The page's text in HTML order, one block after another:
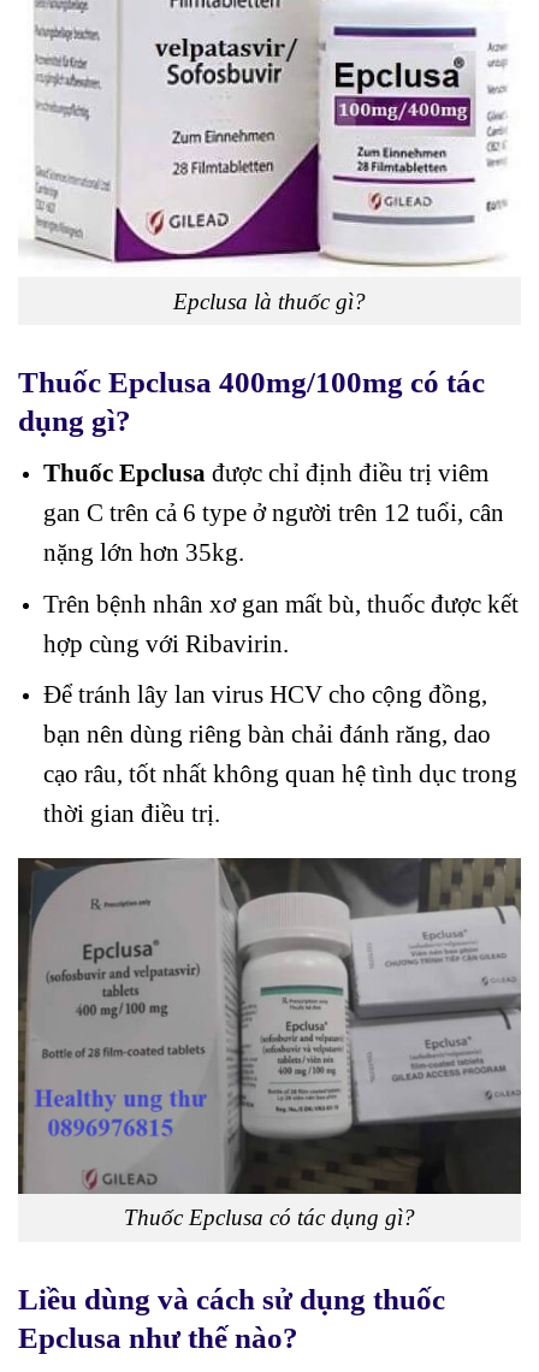
Epclusa là thuốc gì?
Thuốc Epclusa 400mg/100mg có tác
dụng gì?
Thuốc Epclusa được chỉ định điều trị viêm
gan C trên cả 6 type ở người trên 12 tuổi, cân
nặng lớn hơn 35kg.
Trên bệnh nhân xơ gan mất bù, thuốc được kết
hợp cùng với Ribavirin.
Để tránh lây lan virus HCV cho cộng đồng,
bạn nên dùng riêng bàn chải đánh răng, dao
cạo râu, tốt nhất không quan hệ tình dục trong
thời gian điều trị.
Thuốc Epclusa có tác dụng gì?
Liều dùng và cách sử dụng thuốc
Epclusa như thế nào?